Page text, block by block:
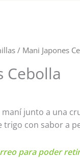
/ Mani Japones
Cebolla
junto a una
trigo con sabor a
para poder